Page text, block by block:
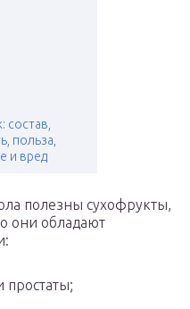
состав,
польза,
и вред
полезны сухофрукты,
они обладают
простаты;